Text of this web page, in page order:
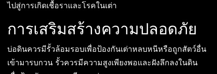
ไปสู่การเกิดเชื้อราและโรคในเต่า
การเสริมสร้างความปลอดภัย
บ่อดินควรมีรั้วล้อมรอบเพื่อป้องกันเต่าหลบหนีหรือถูกสัตว์อื่น
เข้ามารบกวน รั้วควรมีความสูงเพียงพอและฝังลึกลงในดิน